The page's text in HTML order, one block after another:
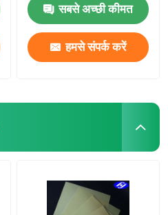
सबसे अच्छी कीमत
हमसे संपर्क करें